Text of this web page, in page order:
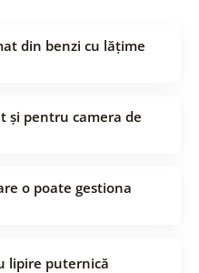
din benzi cu lățime
și pentru camera de
o poate gestiona
lipire puternică